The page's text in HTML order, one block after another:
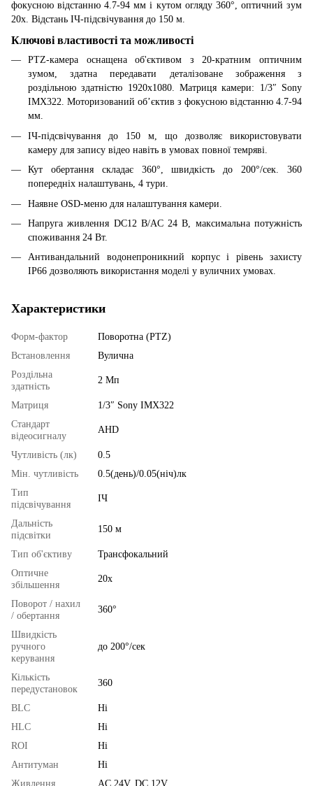
фокусною відстанню 4.7-94 мм і кутом огляду 360°, оптичний зум
20x. Відстань ІЧ-підсвічування до 150 м.
Ключові властивості та можливості
PTZ-камера оснащена об'єктивом з 20-кратним оптичним
зумом, здатна передавати деталізоване зображення з
роздільною здатністю 1920x1080. Матриця камери: 1/3″ Sony
IMX322. Моторизований об’єктив з фокусною відстанню 4.7-94
мм.
ІЧ-підсвічування до 150 м, що дозволяє використовувати
камеру для запису відео навіть в умовах повної темряві.
Кут обертання складає 360°, швидкість до 200°/сек. 360
попередніх налаштувань, 4 тури.
Наявне OSD-меню для налаштування камери.
Напруга живлення DC12 В/AC 24 В, максимальна потужність
споживання 24 Вт.
Антивандальний водонепроникний корпус і рівень захисту
IP66 дозволяють використання моделі у вуличних умовах.
Характеристики
Форм-фактор
Поворотна (PTZ)
Встановлення
Вулична
Роздільна
здатність
2 Мп
Матриця
1/3″ Sony IMX322
Стандарт
відеосигналу
AHD
Чутливість (лк)
0.5
Мін. чутливість
0.5(день)/0.05(ніч)лк
Тип
підсвічування
ІЧ
Дальність
підсвітки
150 м
Тип об'єктиву
Трансфокальний
Оптичне
збільшення
20х
Поворот / нахил
/ обертання
360°
Швидкість
ручного
керування
до 200°/сек
Кількість
передустановок
360
BLC
Ні
HLC
Ні
ROI
Ні
Антитуман
Ні
Живлення
AC 24V, DC 12V